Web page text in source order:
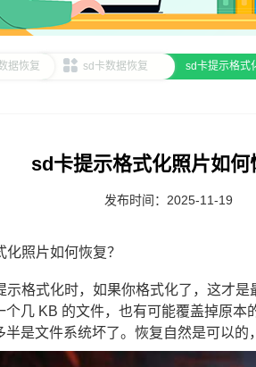
据恢复 sd卡数据恢复 sd卡提示格式
sd卡提示格式化照片如
发布时间：2025-11-19
照片如何恢复？
示格式化时，如果你格式化了，这才
个几 KB 的文件，也有可能覆盖掉原本
半是文件系统坏了。恢复自然是可以